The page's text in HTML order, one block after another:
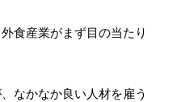
食産業がまず目の当たり
なかなか良い人材を雇う